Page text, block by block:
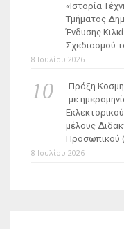
«Ιστορία
Τμήματος
Ένδυσης
Σχεδιασμού
8 Ιουλίου 2026
Πράξη
με
μέλους
Προσωπικού
8 Ιουλίου 2026